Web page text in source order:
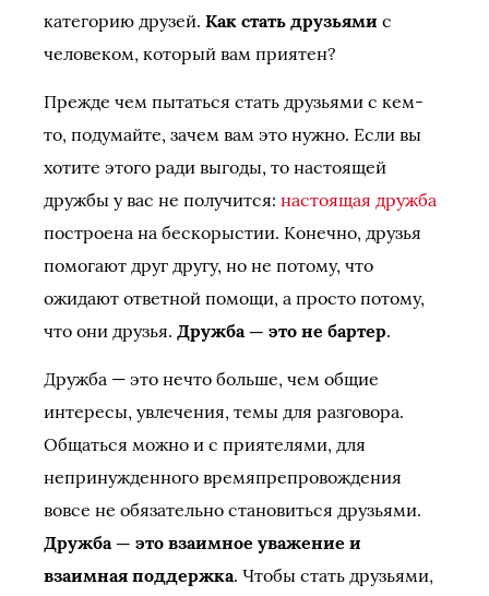
категорию друзей. Как стать друзьями с
человеком, который вам приятен?
Прежде чем пытаться стать друзьями с кем-
то, подумайте, зачем вам это нужно. Если вы
хотите этого ради выгоды, то настоящей
дружбы у вас не получится: настоящая дружба
построена на бескорыстии. Конечно, друзья
помогают друг другу, но не потому, что
ожидают ответной помощи, а просто потому,
что они друзья. Дружба — это не бартер.
Дружба — это нечто больше, чем общие
интересы, увлечения, темы для разговора.
Общаться можно и с приятелями, для
непринужденного времяпрепровождения
вовсе не обязательно становиться друзьями.
Дружба — это взаимное уважение и
взаимная поддержка. Чтобы стать друзьями,